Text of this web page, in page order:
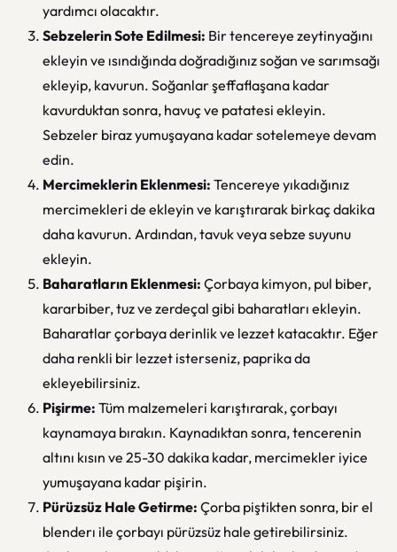
yardımcı olacaktır.
Sebzelerin Sote Edilmesi: Bir tencereye zeytinyağını
ekleyin ve ısındığında doğradığınız soğan ve sarımsağı
ekleyip, kavurun. Soğanlar şeffaflaşana kadar
kavurduktan sonra, havuç ve patatesi ekleyin.
Sebzeler biraz yumuşayana kadar sotelemeye devam
edin.
Mercimeklerin Eklenmesi: Tencereye yıkadığınız
mercimekleri de ekleyin ve karıştırarak birkaç dakika
daha kavurun. Ardından, tavuk veya sebze suyunu
ekleyin.
Baharatların Eklenmesi: Çorbaya kimyon, pul biber,
kararbiber, tuz ve zerdeçal gibi baharatları ekleyin.
Baharatlar çorbaya derinlik ve lezzet katacaktır. Eğer
daha renkli bir lezzet isterseniz, paprika da
ekleyebilirsiniz.
Pişirme: Tüm malzemeleri karıştırarak, çorbayı
kaynamaya bırakın. Kaynadıktan sonra, tencerenin
altını kısın ve 25-30 dakika kadar, mercimekler iyice
yumuşayana kadar pişirin.
Pürüzsüz Hale Getirme: Çorba piştikten sonra, bir el
blenderı ile çorbayı pürüzsüz hale getirebilirsiniz.